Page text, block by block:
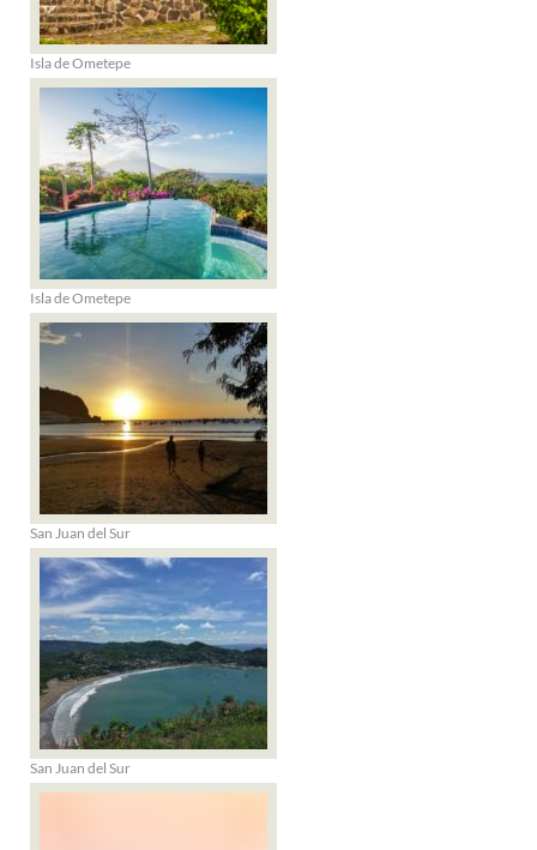
Isla de Ometepe
Isla de Ometepe
San Juan del Sur
San Juan del Sur